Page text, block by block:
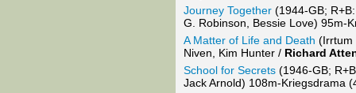
Journey Together (1944-GB;
G. Robinson, Bessie Love) 95m-
A Matter of Life and Death (Irrtum
Niven, Kim Hunter / Richard
School for Secrets (1946-GB;
Jack Arnold) 108m-Kriegsdrama